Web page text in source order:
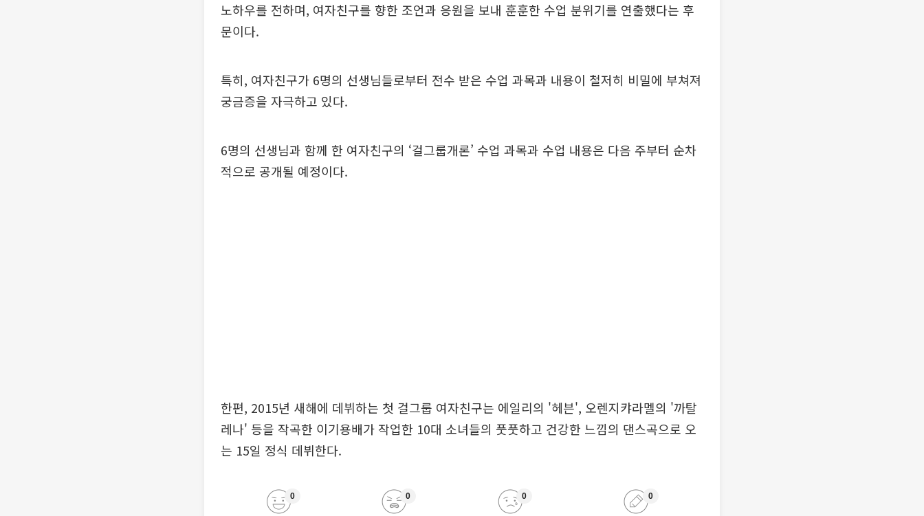
노하우를 전하며, 여자친구를 향한 조언과 응원을 보내 훈훈한 수업 분위기를 연출했다는 후
문이다.
특히, 여자친구가 6명의 선생님들로부터 전수 받은 수업 과목과 내용이 철저히 비밀에 부쳐져
궁금증을 자극하고 있다.
6명의 선생님과 함께 한 여자친구의 ‘걸그룹개론’ 수업 과목과 수업 내용은 다음 주부터 순차
적으로 공개될 예정이다.
한편, 2015년 새해에 데뷔하는 첫 걸그룹 여자친구는 에일리의 '헤븐', 오렌지캬라멜의 '까탈
레나' 등을 작곡한 이기용배가 작업한 10대 소녀들의 풋풋하고 건강한 느낌의 댄스곡으로 오
는 15일 정식 데뷔한다.
0 0 0 0